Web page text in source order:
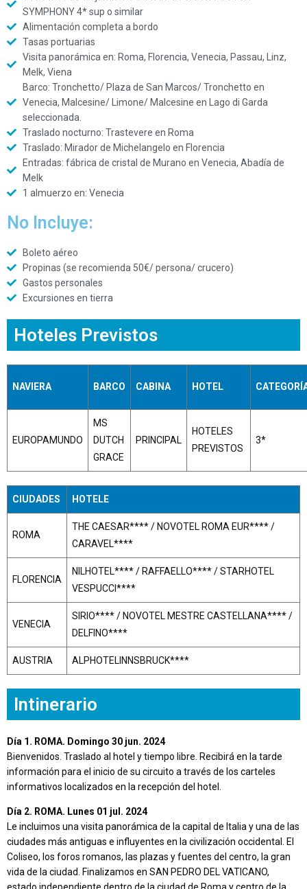
SYMPHONY 4* sup o similar
Alimentación completa a bordo
Tasas portuarias
Visita panorámica en: Roma, Florencia, Venecia, Passau, Linz,
Melk, Viena
Barco: Tronchetto/ Plaza de San Marcos/ Tronchetto en
Venecia, Malcesine/ Limone/ Malcesine en Lago di Garda
seleccionada.
Traslado nocturno: Trastevere en Roma
Traslado: Mirador de Michelangelo en Florencia
Entradas: fábrica de cristal de Murano en Venecia, Abadía de
Melk
1 almuerzo en: Venecia
No Incluye:
Boleto aéreo
Propinas (se recomienda 50€/ persona/ crucero)
Gastos personales
Excursiones en tierra
Hoteles Previstos
NAVIERA BARCO CABINA HOTEL
EUROPAMUNDO
MS
DUTCH
GRACE
PRINCIPAL
HOTELES
PREVISTOS
3*
CIUDADES HOTELE
ROMA
THE CAESAR**** / NOVOTEL ROMA EUR**** /
CARAVEL****
FLORENCIA
NILHOTEL**** / RAFFAELLO**** / STARHOTEL
VESPUCCI****
VENECIA
SIRIO**** / NOVOTEL MESTRE CASTELLANA**** /
DELFINO****
AUSTRIA ALPHOTELINNSBRUCK****
Intinerario
Día 1. ROMA. Domingo 30 jun. 2024
Bienvenidos. Traslado al hotel y tiempo libre. Recibirá en la tarde
información para el inicio de su circuito a través de los carteles
informativos localizados en la recepción del hotel.
Día 2. ROMA. Lunes 01 jul. 2024
Le incluimos una visita panorámica de la capital de Italia y una de las
ciudades más antiguas e influyentes en la civilización occidental. El
Coliseo, los foros romanos, las plazas y fuentes del centro, la gran
vida de la ciudad. Finalizamos en SAN PEDRO DEL VATICANO,